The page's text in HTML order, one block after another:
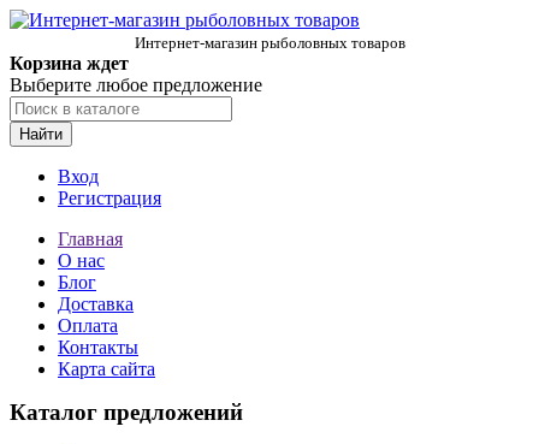
Интернет-магазин рыболовных товаров
Корзина ждет
Выберите любое предложение
Найти
Вход
Регистрация
Главная
О нас
Блог
Доставка
Оплата
Контакты
Карта сайта
Каталог предложений